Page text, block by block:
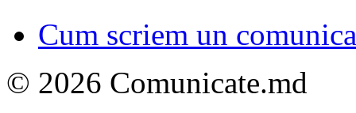
Cum scriem un
© 2026 Comunicate.md